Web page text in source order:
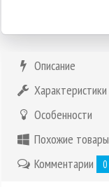
Описание
Характеристики
Особенности
Похожие товары
Комментарии
0